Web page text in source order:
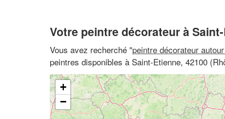
Votre peintre décorateur à
Vous avez recherché "peintre décorateur
peintres disponibles à Saint-Etienne, 42100
+
−